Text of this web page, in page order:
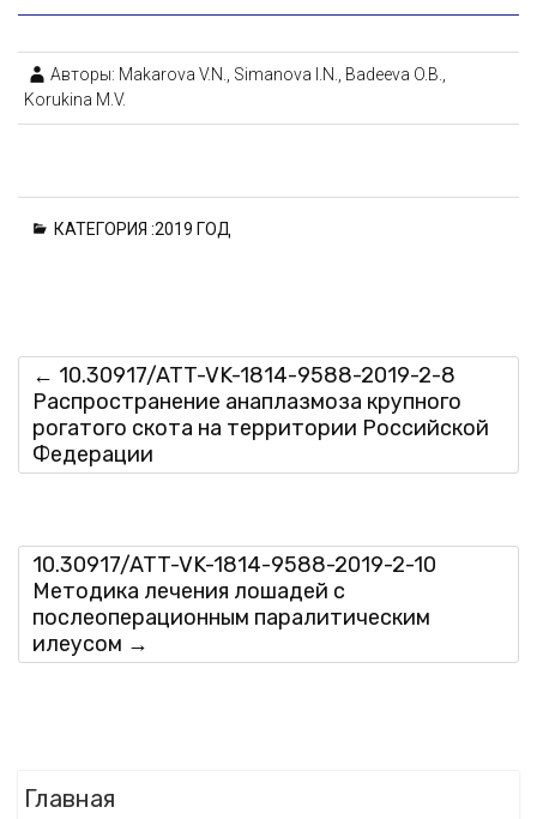
Авторы: Makarova V.N., Simanova I.N., Badeeva O.B.,
Korukina M.V.
КАТЕГОРИЯ :2019 ГОД
← 10.30917/ATT-VK-1814-9588-2019-2-8
Распространение анаплазмоза крупного
рогатого скота на территории Российской
Федерации
10.30917/ATT-VK-1814-9588-2019-2-10
Методика лечения лошадей с
послеоперационным паралитическим
илеусом →
Главная